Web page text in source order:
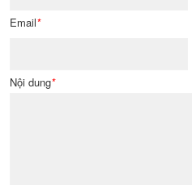
Email*
Nội dung*